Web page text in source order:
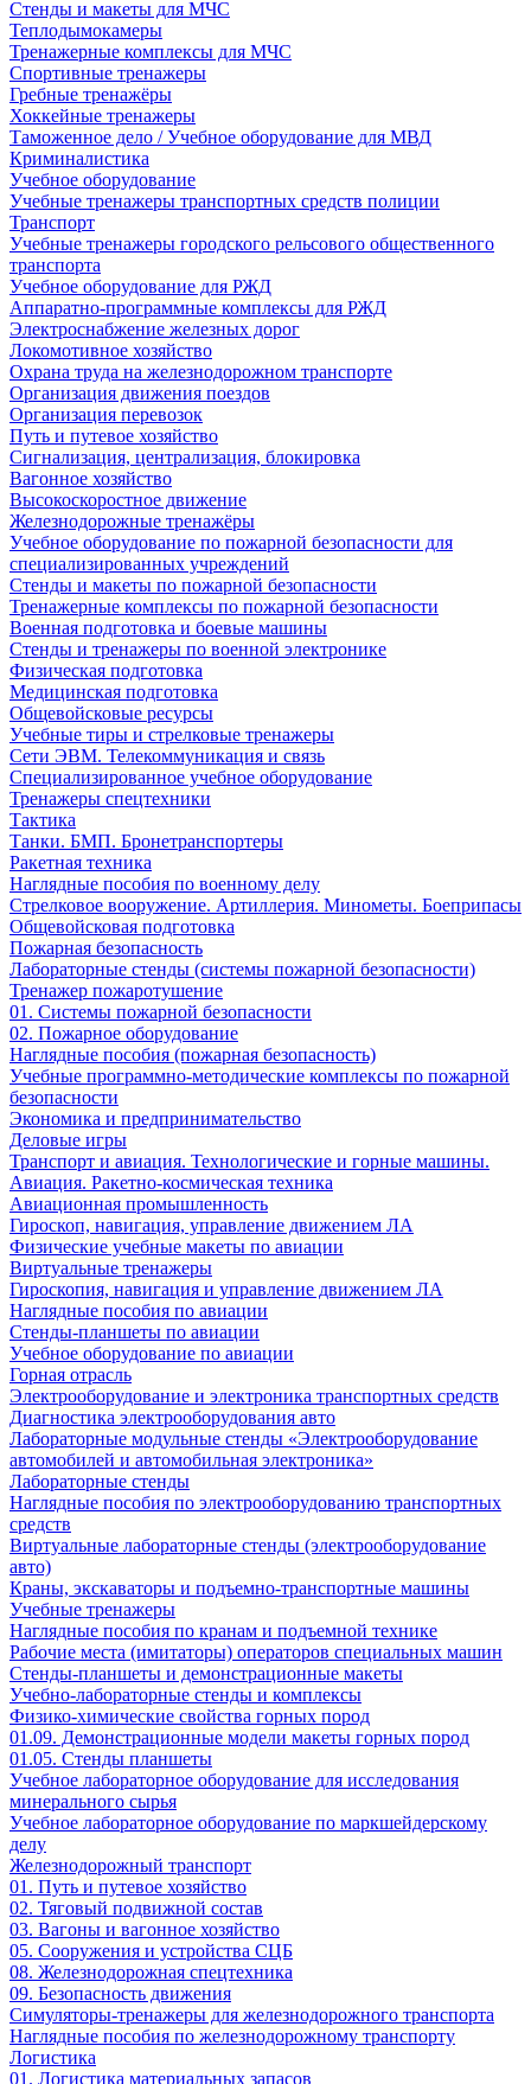
Стенды и макеты для МЧС
Теплодымокамеры
Тренажерные комплексы для МЧС
Спортивные тренажеры
Гребные тренажёры
Хоккейные тренажеры
Таможенное дело / Учебное оборудование для МВД
Криминалистика
Учебное оборудование
Учебные тренажеры транспортных средств полиции
Транспорт
Учебные тренажеры городского рельсового общественного
транспорта
Учебное оборудование для РЖД
Аппаратно-программные комплексы для РЖД
Электроснабжение железных дорог
Локомотивное хозяйство
Охрана труда на железнодорожном транспорте
Организация движения поездов
Организация перевозок
Путь и путевое хозяйство
Сигнализация, централизация, блокировка
Вагонное хозяйство
Высокоскоростное движение
Железнодорожные тренажёры
Учебное оборудование по пожарной безопасности для
специализированных учреждений
Стенды и макеты по пожарной безопасности
Тренажерные комплексы по пожарной безопасности
Военная подготовка и боевые машины
Стенды и тренажеры по военной электронике
Физическая подготовка
Медицинская подготовка
Общевойсковые ресурсы
Учебные тиры и стрелковые тренажеры
Сети ЭВМ. Телекоммуникация и связь
Специализированное учебное оборудование
Тренажеры спецтехники
Тактика
Танки. БМП. Бронетранспортеры
Ракетная техника
Наглядные пособия по военному делу
Стрелковое вооружение. Артиллерия. Минометы. Боеприпасы
Общевойсковая подготовка
Пожарная безопасность
Лабораторные стенды (системы пожарной безопасности)
Тренажер пожаротушение
01. Системы пожарной безопасности
02. Пожарное оборудование
Наглядные пособия (пожарная безопасность)
Учебные программно-методические комплексы по пожарной
безопасности
Экономика и предпринимательство
Деловые игры
Транспорт и авиация. Технологические и горные машины.
Авиация. Ракетно-космическая техника
Авиационная промышленность
Гироскоп, навигация, управление движением ЛА
Физические учебные макеты по авиации
Виртуальные тренажеры
Гироскопия, навигация и управление движением ЛА
Наглядные пособия по авиации
Стенды-планшеты по авиации
Учебное оборудование по авиации
Горная отрасль
Электрооборудование и электроника транспортных средств
Диагностика электрооборудования авто
Лабораторные модульные стенды «Электрооборудование
автомобилей и автомобильная электроника»
Лабораторные стенды
Наглядные пособия по электрооборудованию транспортных
средств
Виртуальные лабораторные стенды (электрооборудование
авто)
Краны, экскаваторы и подъемно-транспортные машины
Учебные тренажеры
Наглядные пособия по кранам и подъемной технике
Рабочие места (имитаторы) операторов специальных машин
Стенды-планшеты и демонстрационные макеты
Учебно-лабораторные стенды и комплексы
Физико-химические свойства горных пород
01.09. Демонстрационные модели макеты горных пород
01.05. Стенды планшеты
Учебное лабораторное оборудование для исследования
минерального сырья
Учебное лабораторное оборудование по маркшейдерскому
делу
Железнодорожный транспорт
01. Путь и путевое хозяйство
02. Тяговый подвижной состав
03. Вагоны и вагонное хозяйство
05. Сооружения и устройства СЦБ
08. Железнодорожная спецтехника
09. Безопасность движения
Симуляторы-тренажеры для железнодорожного транспорта
Наглядные пособия по железнодорожному транспорту
Логистика
01. Логистика материальных запасов